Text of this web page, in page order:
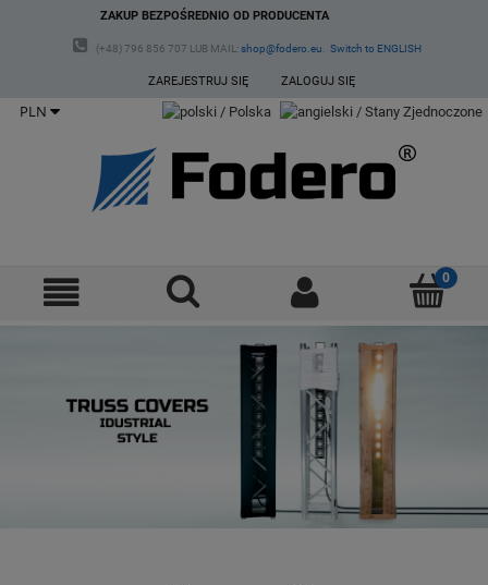
ZAKUP BEZPOŚREDNIO OD PRODUCENTA
(+48) 796 856 707 LUB MAIL:shop@fodero.eu Switch to ENGLISH
ZAREJESTRUJ SIĘ ZALOGUJ SIĘ